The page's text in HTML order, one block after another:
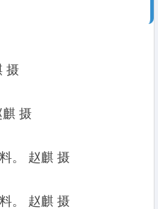
摄
麒 摄
。 赵麒 摄
。 赵麒 摄